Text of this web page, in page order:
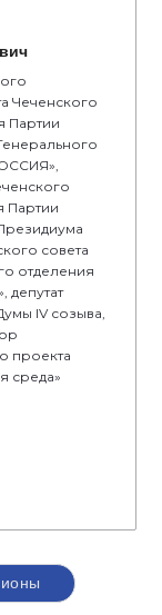
Чеченского
Партии
Партии
совета
отделения
IV созыва,
проекта
среда»